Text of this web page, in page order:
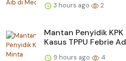
3 hours ago 2
Mantan Penyidik
Kasus TPPU Febrie
9 hours ago 4